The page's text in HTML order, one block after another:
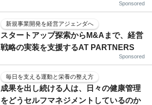
Sponsored
新規事業開発を経営アジェンダへ
スタートアップ探索からM&Aまで、経営
戦略の実装を支援するAT PARTNERS
Sponsored
毎日を支える運動と栄養の整え方
成果を出し続ける人は、日々の健康管理
をどうセルフマネジメントしているのか